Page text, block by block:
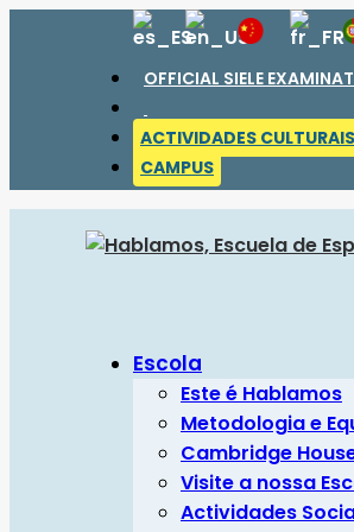
OFFICIAL SIELE
ACTIVIDADES CULTURAIS
CAMPUS
Escola
Este é Hablamos
Metodologia e
Cambridge
Visite a nossa
Actividades